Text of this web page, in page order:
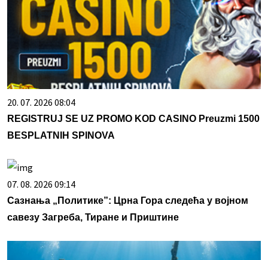
20. 07. 2026 08:04
REGISTRUJ SE UZ PROMO KOD CASINO Preuzmi 1500
BESPLATNIH SPINOVA
07. 08. 2026 09:14
Сазнања „Политике”: Црна Гора следећа у војном
савезу Загреба, Тиране и Приштине